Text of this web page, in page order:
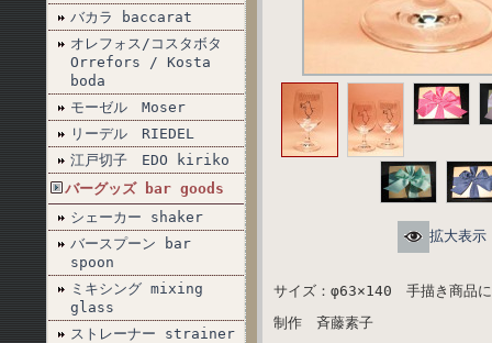
バカラ baccarat
オレフォス/コスタボタ
Orrefors / Kosta
boda
モーゼル Moser
リーデル RIEDEL
江戸切子 EDO kiriko
バーグッズ bar goods
シェーカー shaker
バースプーン bar
spoon
ミキシング mixing
glass
ストレーナー strainer
拡大表示
サイズ：φ63×140 手描き商品に
制作 斉藤素子